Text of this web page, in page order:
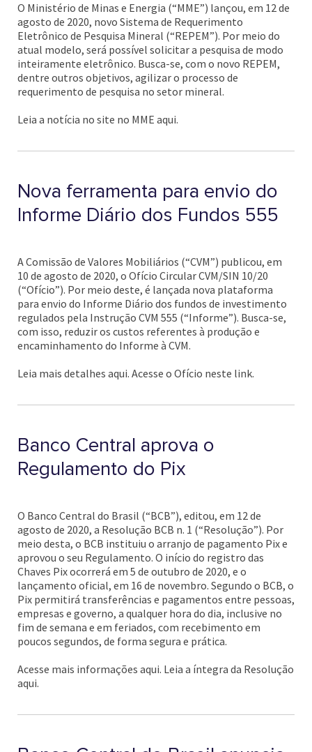
O Ministério de Minas e Energia (“MME”) lançou, em 12 de
agosto de 2020, novo Sistema de Requerimento
Eletrônico de Pesquisa Mineral (“REPEM”). Por meio do
atual modelo, será possível solicitar a pesquisa de modo
inteiramente eletrônico. Busca-se, com o novo REPEM,
dentre outros objetivos, agilizar o processo de
requerimento de pesquisa no setor mineral.
Leia a notícia no site no MME aqui.
Nova ferramenta para envio do
Informe Diário dos Fundos 555
A Comissão de Valores Mobiliários (“CVM”) publicou, em
10 de agosto de 2020, o Ofício Circular CVM/SIN 10/20
(“Ofício”). Por meio deste, é lançada nova plataforma
para envio do Informe Diário dos fundos de investimento
regulados pela Instrução CVM 555 (“Informe”). Busca-se,
com isso, reduzir os custos referentes à produção e
encaminhamento do Informe à CVM.
Leia mais detalhes aqui. Acesse o Ofício neste link.
Banco Central aprova o
Regulamento do Pix
O Banco Central do Brasil (“BCB”), editou, em 12 de
agosto de 2020, a Resolução BCB n. 1 (“Resolução”). Por
meio desta, o BCB instituiu o arranjo de pagamento Pix e
aprovou o seu Regulamento. O início do registro das
Chaves Pix ocorrerá em 5 de outubro de 2020, e o
lançamento oficial, em 16 de novembro. Segundo o BCB, o
Pix permitirá transferências e pagamentos entre pessoas,
empresas e governo, a qualquer hora do dia, inclusive no
fim de semana e em feriados, com recebimento em
poucos segundos, de forma segura e prática.
Acesse mais informações aqui. Leia a íntegra da Resolução
aqui.